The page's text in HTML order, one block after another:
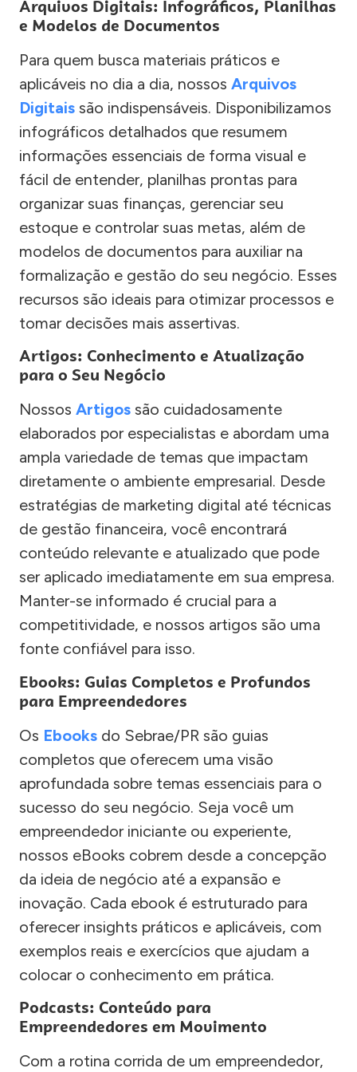
Arquivos Digitais: Infográficos, Planilhas
e Modelos de Documentos
Para quem busca materiais práticos e
aplicáveis no dia a dia, nossos Arquivos
Digitais são indispensáveis. Disponibilizamos
infográficos detalhados que resumem
informações essenciais de forma visual e
fácil de entender, planilhas prontas para
organizar suas finanças, gerenciar seu
estoque e controlar suas metas, além de
modelos de documentos para auxiliar na
formalização e gestão do seu negócio. Esses
recursos são ideais para otimizar processos e
tomar decisões mais assertivas.
Artigos: Conhecimento e Atualização
para o Seu Negócio
Nossos Artigos são cuidadosamente
elaborados por especialistas e abordam uma
ampla variedade de temas que impactam
diretamente o ambiente empresarial. Desde
estratégias de marketing digital até técnicas
de gestão financeira, você encontrará
conteúdo relevante e atualizado que pode
ser aplicado imediatamente em sua empresa.
Manter-se informado é crucial para a
competitividade, e nossos artigos são uma
fonte confiável para isso.
Ebooks: Guias Completos e Profundos
para Empreendedores
Os Ebooks do Sebrae/PR são guias
completos que oferecem uma visão
aprofundada sobre temas essenciais para o
sucesso do seu negócio. Seja você um
empreendedor iniciante ou experiente,
nossos eBooks cobrem desde a concepção
da ideia de negócio até a expansão e
inovação. Cada ebook é estruturado para
oferecer insights práticos e aplicáveis, com
exemplos reais e exercícios que ajudam a
colocar o conhecimento em prática.
Podcasts: Conteúdo para
Empreendedores em Movimento
Com a rotina corrida de um empreendedor,